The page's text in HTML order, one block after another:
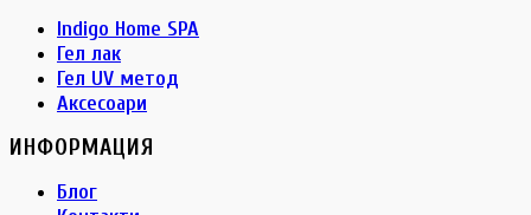
Indigo Home SPA
Гел лак
Гел UV метод
Аксесоари
ИНФОРМАЦИЯ
Блог